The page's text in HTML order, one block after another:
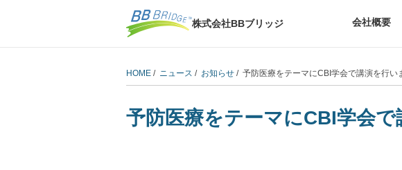
株式会社BBブリッジ 会社概要
HOME / ニュース / お知らせ / 予防医療をテーマにCBI学会で講演を行い
予防医療をテーマにCBI学会